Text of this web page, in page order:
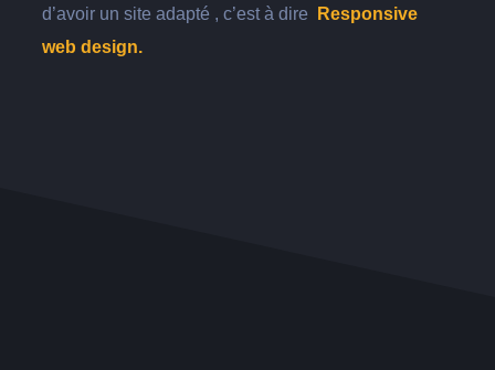
d’avoir un site adapté , c’est à dire
Responsive
web design.